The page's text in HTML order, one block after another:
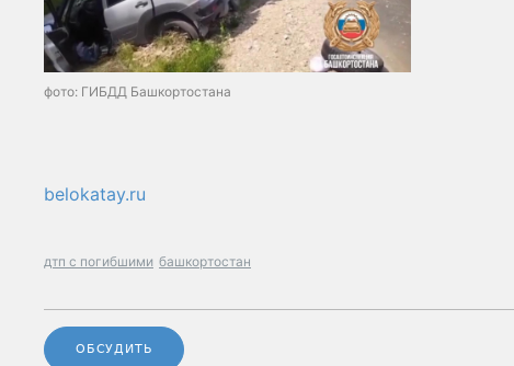
фото: ГИБДД Башкортостана
belokatay.ru
дтп с погибшими башкортостан
ОБСУДИТЬ